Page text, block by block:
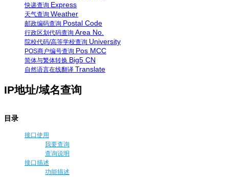
快递查询 Express
天气查询 Weather
邮政编码查询 Postal Code
行政区划代码查询 Area No.
院校代码/高等学校查询 University
POS商户编号查询 Pos MCC
简体与繁体转换 Big5 CN
自然语言在线翻译 Translate
IP地址/域名查询
目录
接口使用
我要查询
查询说明
接口描述
功能描述